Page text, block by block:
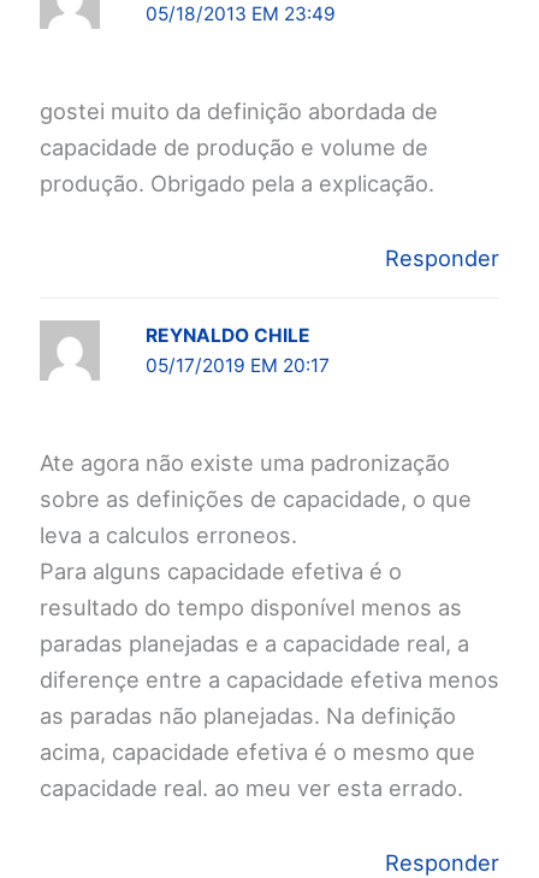
05/18/2013 EM 23:49
gostei muito da definição abordada de
capacidade de produção e volume de
produção. Obrigado pela a explicação.
Responder
REYNALDO CHILE
05/17/2019 EM 20:17
Ate agora não existe uma padronização
sobre as definições de capacidade, o que
leva a calculos erroneos.
Para alguns capacidade efetiva é o
resultado do tempo disponível menos as
paradas planejadas e a capacidade real, a
diferençe entre a capacidade efetiva menos
as paradas não planejadas. Na definição
acima, capacidade efetiva é o mesmo que
capacidade real. ao meu ver esta errado.
Responder